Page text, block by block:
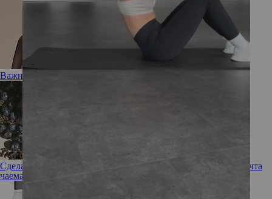
Важный вопрос: Нужен ли вашей коже тоник?
Сделано с любовью: новый бьюти-бренд Love Tea Art — мечта
чаемана